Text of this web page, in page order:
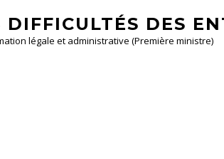
DES
légale et administrative (Première ministre)